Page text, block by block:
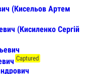
(Кисельов Артем
(Кисиленко Сергій
Captured